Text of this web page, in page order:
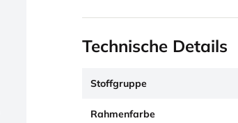
Technische Details
Stoffgruppe
Rahmenfarbe